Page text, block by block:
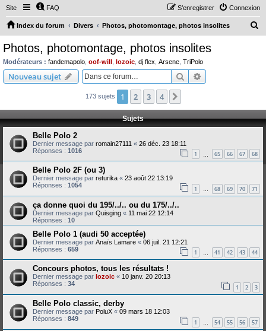
Site FAQ Connexion
S’enregistrer
Index du forum Divers Photos, photomontage, photos insolites
c
h
Photos, photomontage, photos insolites
Modérateurs : fandemapolo oof-will lozoic dj flex Arsene TriPolo
Nouveau sujet Rechercher
173 sujets 1 2 3 4
Sujets
Belle Polo 2
Dernier message par romain27111 « 26 déc. 23 18:11
Réponses : 1016 1 65 66 67 68
Belle Polo 2F (ou 3)
Dernier message par returika « 23 août 22 13:19
Réponses : 1054 1 … 68 69 70 71
ça donne quoi du 195/../.. ou du 175/../..
Dernier message par Quisging « 11 mai 22 12:14
Réponses : 10
Belle Polo 1 (audi 50 acceptée)
Dernier message par Anaïs Lamare « 06 juil. 21 12:21
Réponses : 659 1 41 42 43 44
Concours photos, tous les résultats !
Dernier message par lozoic « 10 janv. 20 20:13
Réponses : 34 1 2 3
Belle Polo classic, derby
Dernier message par PoluX « 09 mars 18 12:03
Réponses : 849 1 … 54 55 56 57